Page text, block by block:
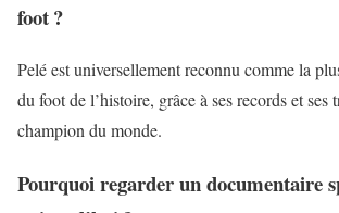
foot ?
Pelé est universellement reconnu comme la
du foot de l’histoire, grâce à ses records et ses
champion du monde.
Pourquoi regarder un documentaire